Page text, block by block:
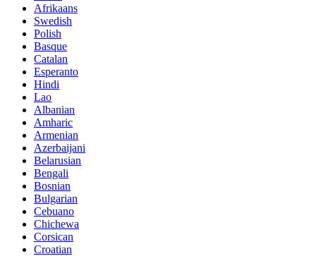
Afrikaans
Swedish
Polish
Basque
Catalan
Esperanto
Hindi
Lao
Albanian
Amharic
Armenian
Azerbaijani
Belarusian
Bengali
Bosnian
Bulgarian
Cebuano
Chichewa
Corsican
Croatian